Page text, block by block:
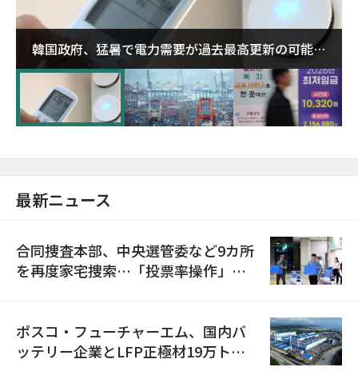
韓国政府、猛暑で電力需要が過去最高更新の可能性
に需給対応体制を点検
最新ニュース
合同捜査本部、中央選管委など9カ所
を再度家宅捜索…「投票率操作」の
ポスコ・フューチャーエム、国内バ
ッテリー企業とLFP正極材19万トン